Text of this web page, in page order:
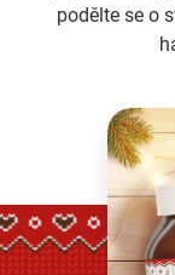
podělte se o